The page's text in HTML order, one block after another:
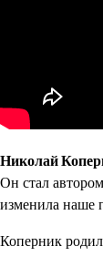
Николай
Он стал
изменила наше
Коперник